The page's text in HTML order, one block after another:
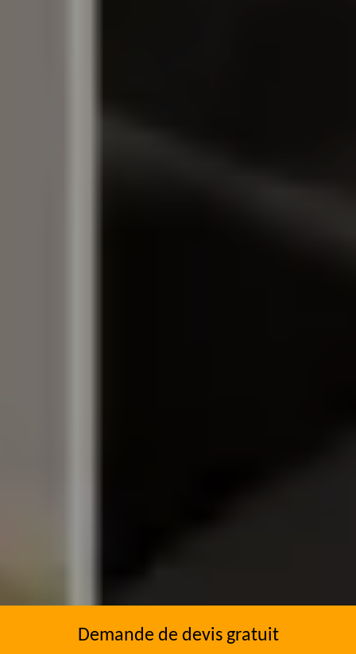
Demande de devis gratuit